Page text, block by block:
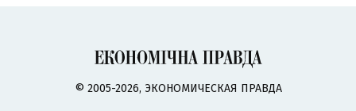
© 2005-2026, ЭКОНОМИЧЕСКАЯ ПРАВДА